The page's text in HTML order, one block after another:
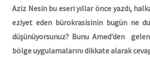
Aziz Nesin bu eseri yıllar önce yazdı,
eziyet eden bürokrasisinin bugün ne
düşünüyorsunuz? Bunu Amed’den
bölge uygulamalarını dikkate alarak